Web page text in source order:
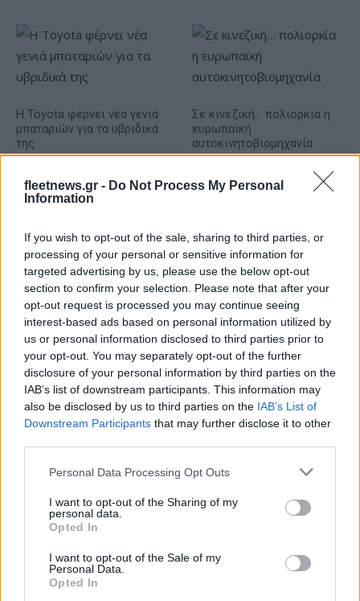
fleetnews.gr - Do Not Process My Personal
Information
If you wish to opt-out of the sale, sharing to third parties, or
processing of your personal or sensitive information for
targeted advertising by us, please use the below opt-out
section to confirm your selection. Please note that after your
opt-out request is processed you may continue seeing
interest-based ads based on personal information utilized by
us or personal information disclosed to third parties prior to
your opt-out. You may separately opt-out of the further
disclosure of your personal information by third parties on the
IAB’s list of downstream participants. This information may
also be disclosed by us to third parties on the IAB’s List of
Downstream Participants that may further disclose it to other
Please note that this website/app uses one or more Google
not limited to your visit or usage behaviour. You may click to
grant or deny consent to Google and its third-party tags to
use your data for below specified purposes in below Google
consent section.
Personal Data Processing Opt Outs
I want to opt-out of the Sharing of my
personal data.
Opted In
I want to opt-out of the Sale of my
Personal Data.
Opted In
Η Toyota φέρνει νέα γενιά
μπαταριών για τα υβριδικά
της
Σε κινεζική… πολιορκία η
ευρωπαϊκή
αυτοκινητοβιομηχανία
Νέο Audi A2 e-tron με στόχο την κορυφή της
αποδοτικότητας
Άρης: Το πρόγραμμα
προετοιμασίας και τα
φιλικά
ΠΑΟΚ: Έφτασε στη
Θεσσαλονίκη ο ΡαϊΚουάν
Γκρέι (vid & pics)
Χρηματιστήριο Αθηνών: Εβδομαδιαία άνοδος 1,76%, κέρδη
23,31% από τις αρχές του έτους